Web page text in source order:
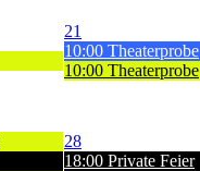
21
10:00 Theaterprobe
10:00 Theaterprobe
28
18:00 Private Feier